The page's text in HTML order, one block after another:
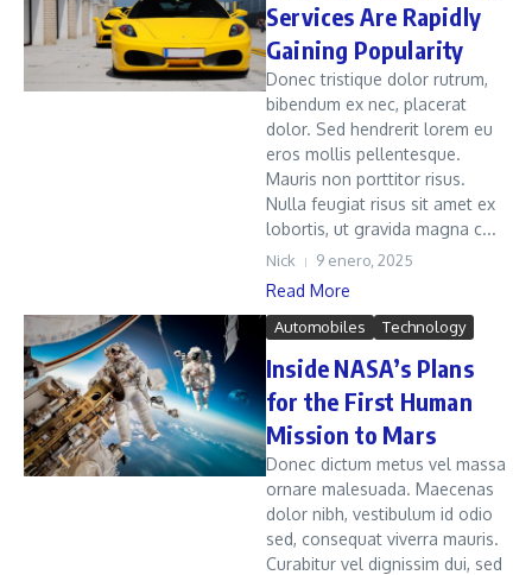
Services Are Rapidly
Gaining Popularity
Donec tristique dolor rutrum,
bibendum ex nec, placerat
dolor. Sed hendrerit lorem eu
eros mollis pellentesque.
Mauris non porttitor risus.
Nulla feugiat risus sit amet ex
lobortis, ut gravida magna c...
Nick 9 enero, 2025
Read More
Automobiles Technology
Inside NASA’s Plans
for the First Human
Mission to Mars
Donec dictum metus vel massa
ornare malesuada. Maecenas
dolor nibh, vestibulum id odio
sed, consequat viverra mauris.
Curabitur vel dignissim dui, sed